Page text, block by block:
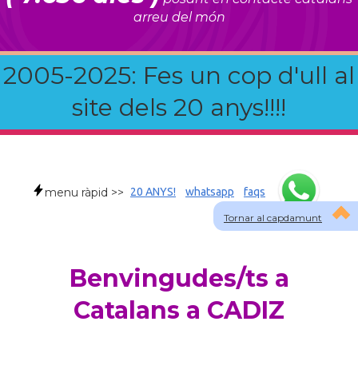
arreu del món
2005-2025: Fes un cop d'ull al
site dels 20 anys!!!!
Tornar al capdamunt
menu ràpid >> 20 ANYS! whatsapp faqs
Benvingudes/ts a
Catalans a CADIZ